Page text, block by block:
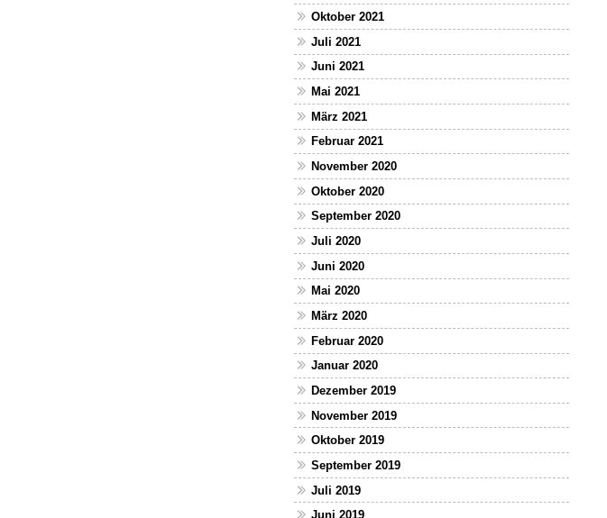
Oktober 2021
Juli 2021
Juni 2021
Mai 2021
März 2021
Februar 2021
November 2020
Oktober 2020
September 2020
Juli 2020
Juni 2020
Mai 2020
März 2020
Februar 2020
Januar 2020
Dezember 2019
November 2019
Oktober 2019
September 2019
Juli 2019
Juni 2019